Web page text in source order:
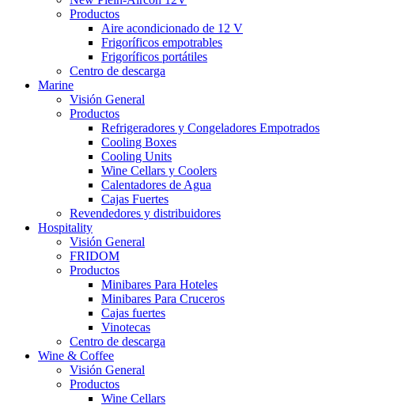
Productos
Aire acondicionado de 12 V
Frigoríficos empotrables
Frigoríficos portátiles
Centro de descarga
Marine
Visión General
Productos
Refrigeradores y Congeladores Empotrados
Cooling Boxes
Cooling Units
Wine Cellars y Coolers
Calentadores de Agua
Cajas Fuertes
Revendedores y distribuidores
Hospitality
Visión General
FRIDOM
Productos
Minibares Para Hoteles
Minibares Para Cruceros
Cajas fuertes
Vinotecas
Centro de descarga
Wine & Coffee
Visión General
Productos
Wine Cellars